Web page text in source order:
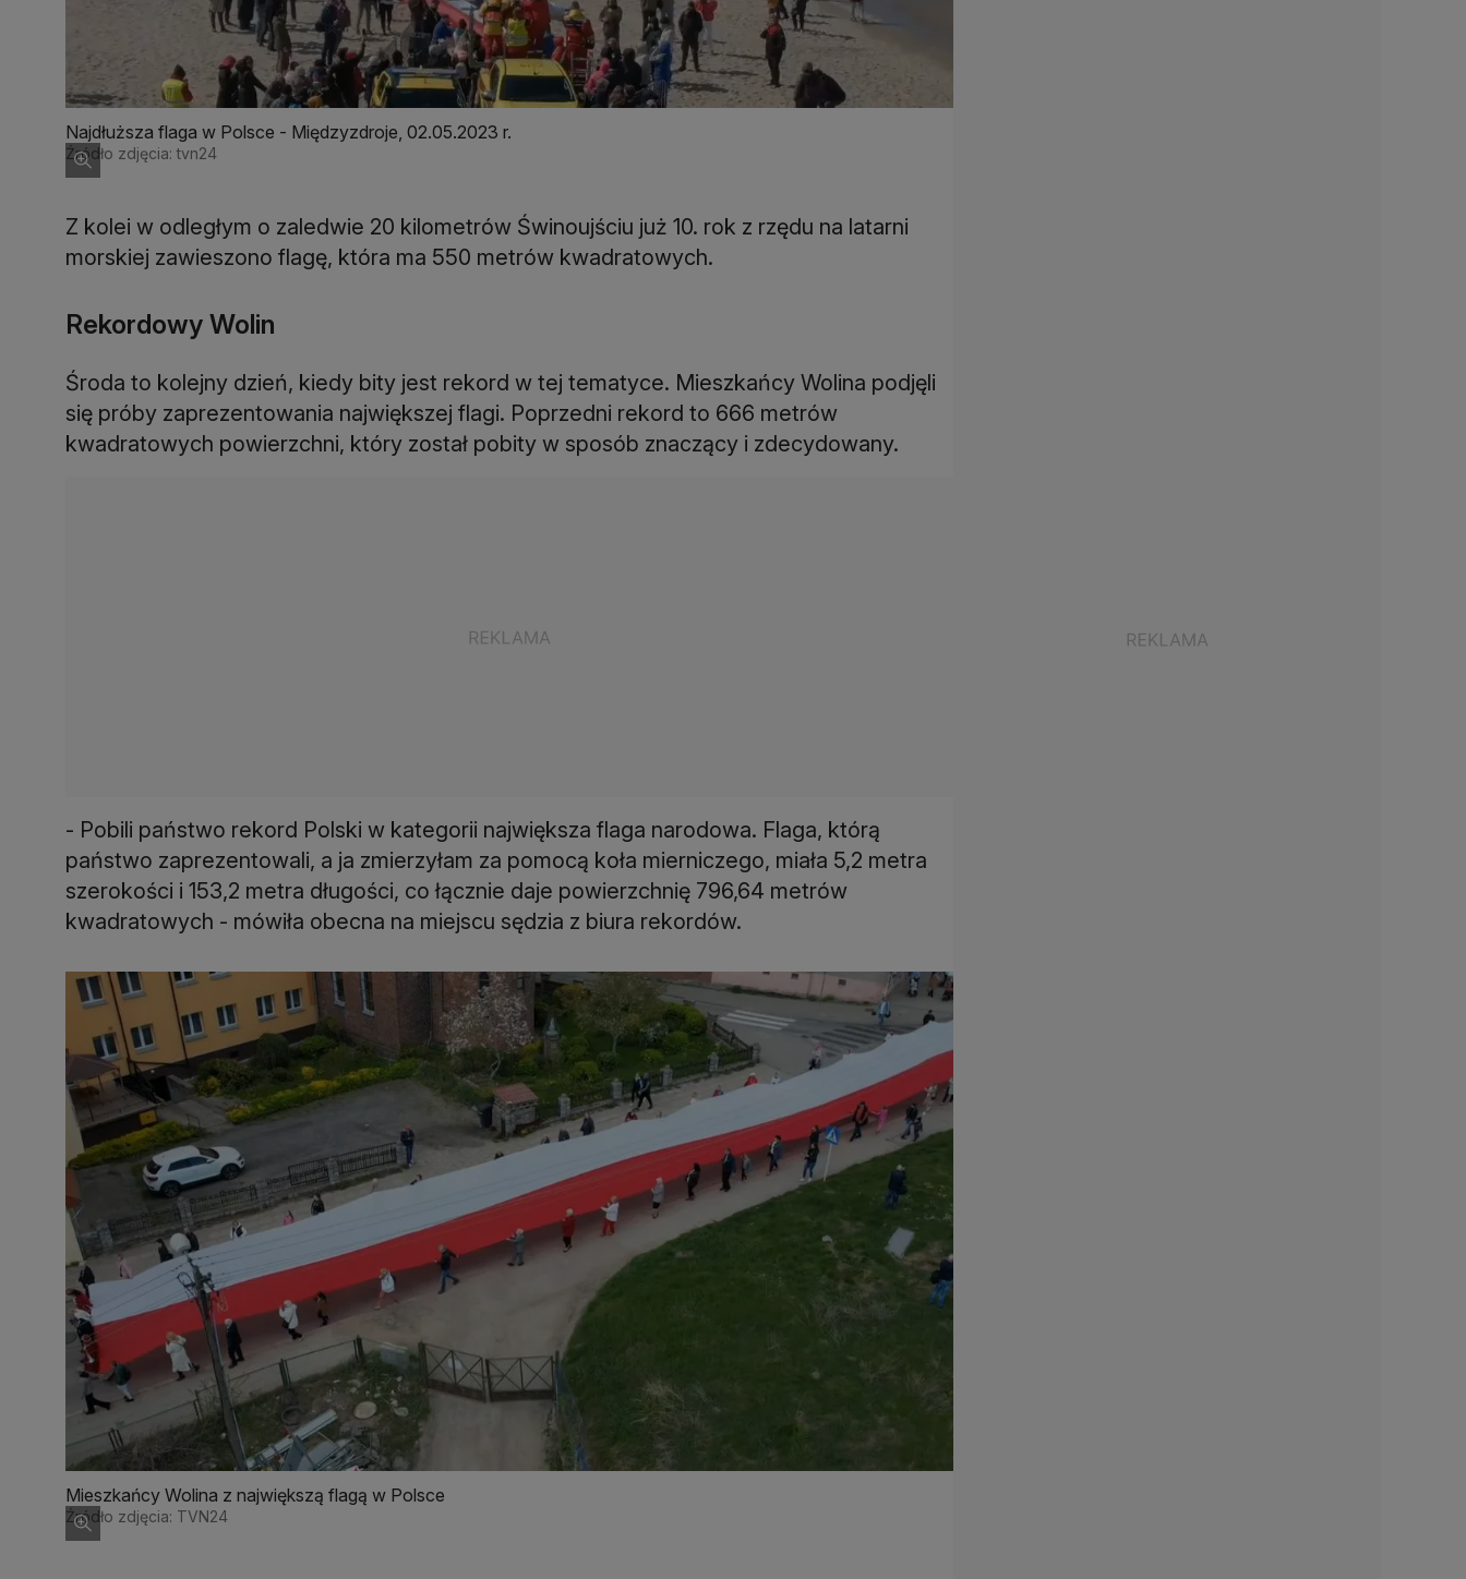
Najdłuższa flaga w Polsce - Międzyzdroje, 02.05.2023 r.
Źródło zdjęcia: tvn24
Z kolei w odległym o zaledwie 20 kilometrów Świnoujściu już 10. rok z rzędu na latarni
morskiej zawieszono flagę, która ma 550 metrów kwadratowych.
Rekordowy Wolin
Środa to kolejny dzień, kiedy bity jest rekord w tej tematyce. Mieszkańcy Wolina podjęli
się próby zaprezentowania największej flagi. Poprzedni rekord to 666 metrów
kwadratowych powierzchni, który został pobity w sposób znaczący i zdecydowany.
- Pobili państwo rekord Polski w kategorii największa flaga narodowa. Flaga, którą
państwo zaprezentowali, a ja zmierzyłam za pomocą koła mierniczego, miała 5,2 metra
szerokości i 153,2 metra długości, co łącznie daje powierzchnię 796,64 metrów
kwadratowych - mówiła obecna na miejscu sędzia z biura rekordów.
Mieszkańcy Wolina z największą flagą w Polsce
Źródło zdjęcia: TVN24